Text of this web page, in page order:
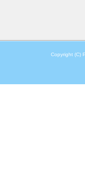
Copyright (C)